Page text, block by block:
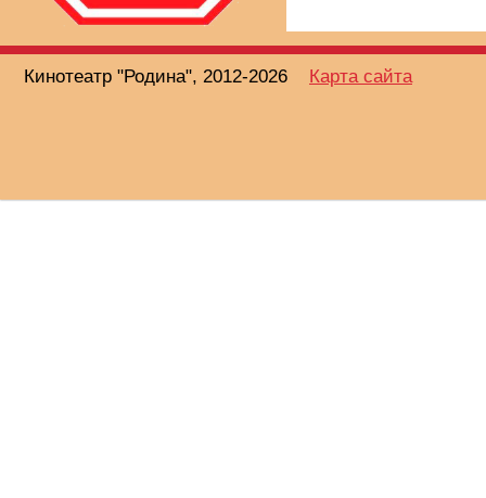
Кинотеатр "Родина", 2012-2026 Карта сайта